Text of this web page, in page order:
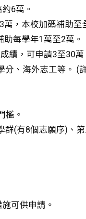
6萬。
，本校加碼補助至
每學年1萬至2萬。
績，可申請3至30
、海外志工等。 (
檻。
群(有8個志願序)、
可供申請。